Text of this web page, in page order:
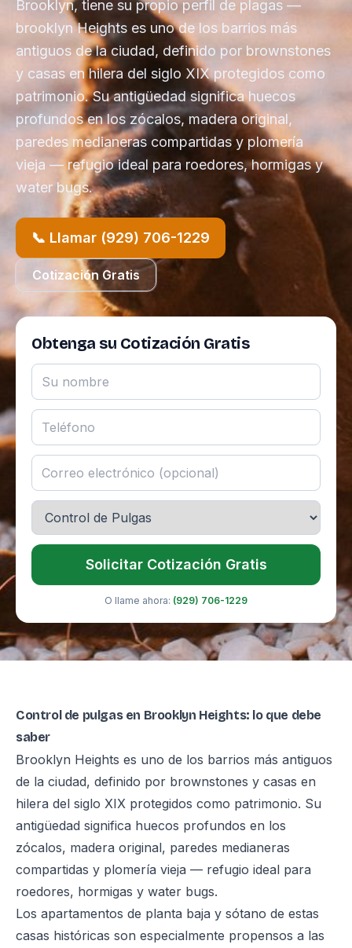
Brooklyn, tiene su propio perfil de plagas —
brooklyn Heights es uno de los barrios más
antiguos de la ciudad, definido por brownstones
y casas en hilera del siglo XIX protegidos como
patrimonio. Su antigüedad significa huecos
profundos en los zócalos, madera original,
paredes medianeras compartidas y plomería
vieja — refugio ideal para roedores, hormigas y
water bugs.
📞 Llamar (929) 706-1229
Cotización Gratis
Obtenga su Cotización Gratis
Solicitar Cotización Gratis
O llame ahora: (929) 706-1229
Control de pulgas en Brooklyn Heights: lo que debe
saber
Brooklyn Heights es uno de los barrios más antiguos
de la ciudad, definido por brownstones y casas en
hilera del siglo XIX protegidos como patrimonio. Su
antigüedad significa huecos profundos en los
zócalos, madera original, paredes medianeras
compartidas y plomería vieja — refugio ideal para
roedores, hormigas y water bugs.
Los apartamentos de planta baja y sótano de estas
casas históricas son especialmente propensos a las